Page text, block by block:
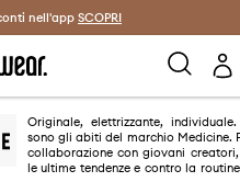
Risparmia con Answear Club >
nell'app SCOPRI
Originale, elettrizzante,
sono gli abiti del marchio Medicine.
collaborazione con giovani
le ultime tendenze e contro la